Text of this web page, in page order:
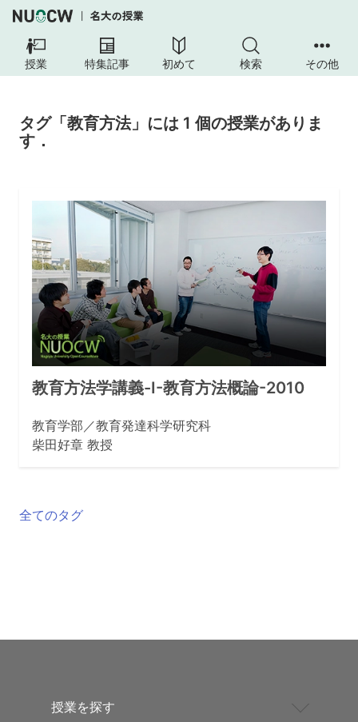
授業 特集記事 初めて 検索 その他
タグ「教育方法」には 1 個の授業がありま
す．
教育方法学講義-I-教育方法概論-2010
教育学部／教育発達科学研究科
柴田好章 教授
全てのタグ
授業を探す